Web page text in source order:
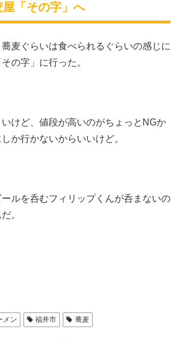
「その字」へ
麦ぐらいは食べられるぐらいの感じに
の字」に行った。
けど、値段が高いのがちょっとNGか
か行かないからいいけど。
ルを呑むフィリップくんが呑まないの
。
メン 福井市 蕎麦